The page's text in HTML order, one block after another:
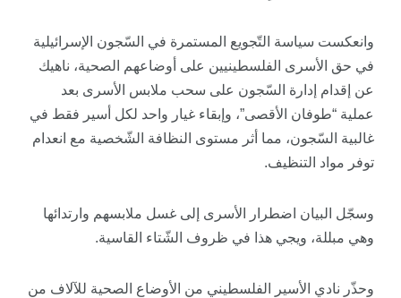
وانعكست سياسة التّجويع المستمرة في السّجون الإسرائيلية
في حق الأسرى الفلسطينيين على أوضاعهم الصحية، ناهيك
عن إقدام إدارة السّجون على سحب ملابس الأسرى بعد
عملية “طوفان الأقصى”، وإبقاء غيار واحد لكل أسير فقط في
غالبية السّجون، مما أثر مستوى النظافة الشّخصية مع انعدام
توفر مواد التنظيف.
وسجّل البيان اضطرار الأسرى إلى غسل ملابسهم وارتدائها
وهي مبللة، ويجي هذا في ظروف الشّتاء القاسية.
وحذّر نادي الأسير الفلسطيني من الأوضاع الصحية للآلاف من